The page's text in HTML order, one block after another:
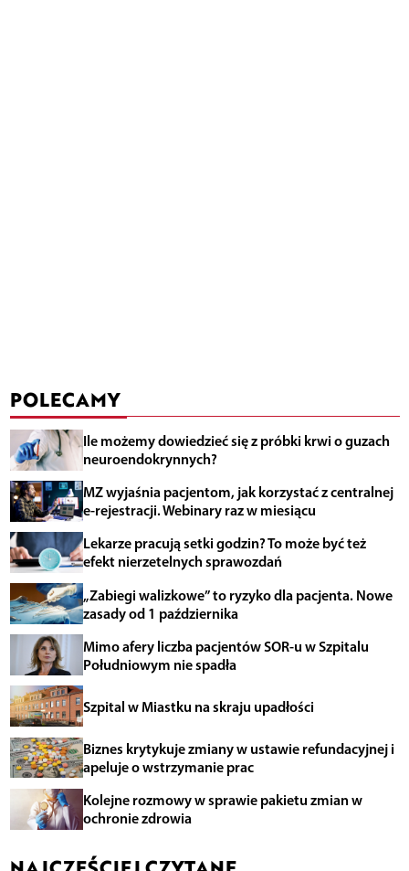
POLECAMY
Ile możemy dowiedzieć się z próbki krwi o guzach
neuroendokrynnych?
MZ wyjaśnia pacjentom, jak korzystać z centralnej
e-rejestracji. Webinary raz w miesiącu
Lekarze pracują setki godzin? To może być też
efekt nierzetelnych sprawozdań
„Zabiegi walizkowe” to ryzyko dla pacjenta. Nowe
zasady od 1 października
Mimo afery liczba pacjentów SOR-u w Szpitalu
Południowym nie spadła
Szpital w Miastku na skraju upadłości
Biznes krytykuje zmiany w ustawie refundacyjnej i
apeluje o wstrzymanie prac
Kolejne rozmowy w sprawie pakietu zmian w
ochronie zdrowia